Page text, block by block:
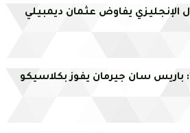
الإنجليزي يفاوض عثمان ديمبيلي
الليغ 1: باريس سان جيرمان يفوز بكلاسيكو